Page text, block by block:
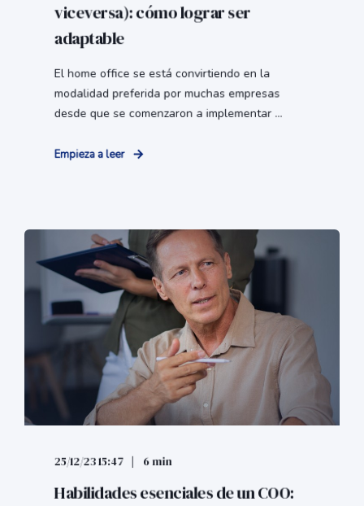
viceversa): cómo lograr ser
adaptable
El home office se está convirtiendo en la
modalidad preferida por muchas empresas
desde que se comenzaron a implementar ...
Empieza a leer
25/12/23 15:47 6 min
Habilidades esenciales de un COO: